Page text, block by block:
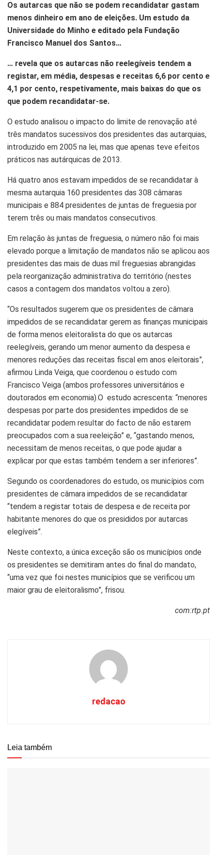
Os autarcas que não se podem recandidatar gastam
menos dinheiro em ano de eleições. Um estudo da
Universidade do Minho e editado pela Fundação
Francisco Manuel dos Santos…
… revela que os autarcas não reelegíveis tendem a
registar, em média, despesas e receitas 6,6 por cento e
4,1 por cento, respetivamente, mais baixas do que os
que podem recandidatar-se.
O estudo analisou o impacto do limite de renovação até
três mandatos sucessivos dos presidentes das autarquias,
introduzido em 2005 na lei, mas que apenas teve efeitos
práticos nas autárquicas de 2013.
Há quatro anos estavam impedidos de se recandidatar à
mesma autarquia 160 presidentes das 308 câmaras
municipais e 884 presidentes de juntas de freguesia por
terem três ou mais mandatos consecutivos.
Em relação às juntas de freguesia, o número não foi mais
elevado porque a limitação de mandatos não se aplicou aos
presidentes das mais de duas mil freguesias abrangidas
pela reorganização administrativa do território (nestes
casos a contagem dos mandatos voltou a zero).
“Os resultados sugerem que os presidentes de câmara
impedidos de se recandidatar gerem as finanças municipais
de forma menos eleitoralista do que os autarcas
reelegíveis, gerando um menor aumento da despesa e
menores reduções das receitas fiscal em anos eleitorais”,
afirmou Linda Veiga, que coordenou o estudo com
Francisco Veiga (ambos professores universitários e
doutorados em economia).O estudo acrescenta: “menores
despesas por parte dos presidentes impedidos de se
recandidatar podem resultar do facto de não estarem
preocupados com a sua reeleição” e, “gastando menos,
necessitam de menos receitas, o que pode ajudar a
explicar por que estas também tendem a ser inferiores”.
Segundo os coordenadores do estudo, os municípios com
presidentes de câmara impedidos de se recandidatar
“tendem a registar totais de despesa e de receita por
habitante menores do que os presididos por autarcas
elegíveis”.
Neste contexto, a única exceção são os municípios onde
os presidentes se demitiram antes do final do mandato,
“uma vez que foi nestes municípios que se verificou um
maior grau de eleitoralismo”, frisou.
com:rtp.pt
redacao
Leia também